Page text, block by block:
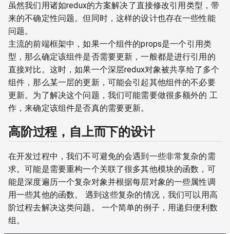
虽然我们用诸如redux的方案解决了直接修改引用类型，带
来的不确定性问题。但同时，这样的设计也存在一些性能
问题。
主流的前端框架中，如果一个组件的props是一个引用类
型，那么确定该组件是否需要更新，一般都是进行引用的
直接对比。这时，如果一个深层redux对象被共享给了多个
组件，那么某一层的更新，可能会引起其他组件的不必要
更新。为了解决这个问题，我们可能需要做很多额外的 工
作，来确定该组件是否真的需要更新。
高阶过程，自上而下的设计
在开发过程中，我们不可避免的会遇到一些非常复杂的需
求。可能是需要重构一个关联了很多其他模块的函数，可
能是深度遍历一个复杂对象并根据每层对象的一些属性调
用一些其他的函数。 遇到这些复杂的情况，我们可以用高
阶过程去解决这类问题。 一个简单的例子，用递归便利数
组。